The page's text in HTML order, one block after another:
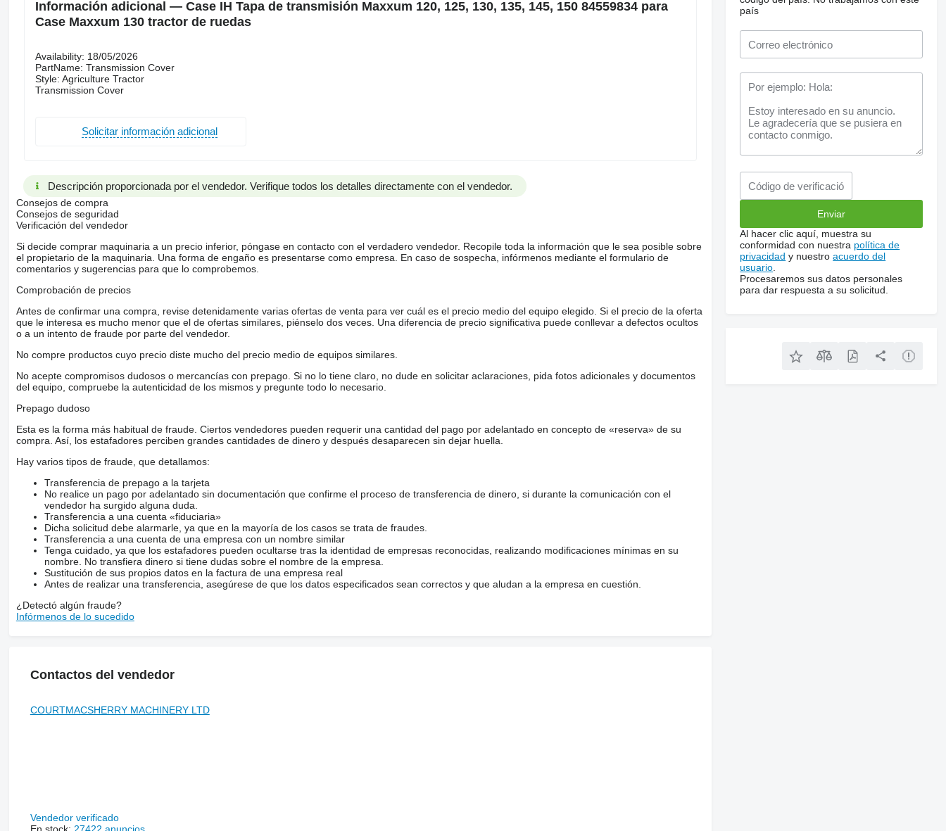
Información adicional — Case IH Tapa de transmisión Maxxum 120, 125, 130, 135, 145, 150 84559834 para
Case Maxxum 130 tractor de ruedas
Availability: 18/05/2026
PartName: Transmission Cover
Style: Agriculture Tractor
Transmission Cover
Solicitar información adicional
Descripción proporcionada por el vendedor. Verifique todos los detalles directamente con el vendedor.
Consejos de compra
Consejos de seguridad
Verificación del vendedor
Si decide comprar maquinaria a un precio inferior, póngase en contacto con el verdadero vendedor. Recopile toda la información que le sea posible sobre
el propietario de la maquinaria. Una forma de engaño es presentarse como empresa. En caso de sospecha, infórmenos mediante el formulario de
comentarios y sugerencias para que lo comprobemos.
Comprobación de precios
Antes de confirmar una compra, revise detenidamente varias ofertas de venta para ver cuál es el precio medio del equipo elegido. Si el precio de la oferta
que le interesa es mucho menor que el de ofertas similares, piénselo dos veces. Una diferencia de precio significativa puede conllevar a defectos ocultos
o a un intento de fraude por parte del vendedor.
No compre productos cuyo precio diste mucho del precio medio de equipos similares.
No acepte compromisos dudosos o mercancías con prepago. Si no lo tiene claro, no dude en solicitar aclaraciones, pida fotos adicionales y documentos
del equipo, compruebe la autenticidad de los mismos y pregunte todo lo necesario.
Prepago dudoso
Esta es la forma más habitual de fraude. Ciertos vendedores pueden requerir una cantidad del pago por adelantado en concepto de «reserva» de su
compra. Así, los estafadores perciben grandes cantidades de dinero y después desaparecen sin dejar huella.
Hay varios tipos de fraude, que detallamos:
Transferencia de prepago a la tarjeta
No realice un pago por adelantado sin documentación que confirme el proceso de transferencia de dinero, si durante la comunicación con el
vendedor ha surgido alguna duda.
Transferencia a una cuenta «fiduciaria»
Dicha solicitud debe alarmarle, ya que en la mayoría de los casos se trata de fraudes.
Transferencia a una cuenta de una empresa con un nombre similar
Tenga cuidado, ya que los estafadores pueden ocultarse tras la identidad de empresas reconocidas, realizando modificaciones mínimas en su
nombre. No transfiera dinero si tiene dudas sobre el nombre de la empresa.
Sustitución de sus propios datos en la factura de una empresa real
Antes de realizar una transferencia, asegúrese de que los datos especificados sean correctos y que aludan a la empresa en cuestión.
¿Detectó algún fraude?
Infórmenos de lo sucedido
Contactos del vendedor
COURTMACSHERRY MACHINERY LTD
Vendedor verificado
En stock: 27422 anuncios
país
Al hacer clic aquí, muestra su
conformidad con nuestra política de
privacidad y nuestroacuerdo del
usuario
Procesaremos sus datos personales
para dar respuesta a su solicitud.